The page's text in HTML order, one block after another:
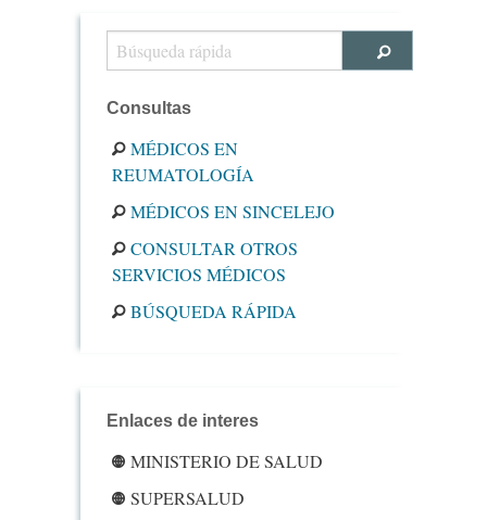
Consultas
MÉDICOS EN
REUMATOLOGÍA
MÉDICOS EN SINCELEJO
CONSULTAR OTROS
SERVICIOS MÉDICOS
BÚSQUEDA RÁPIDA
Enlaces de interes
MINISTERIO DE SALUD
SUPERSALUD